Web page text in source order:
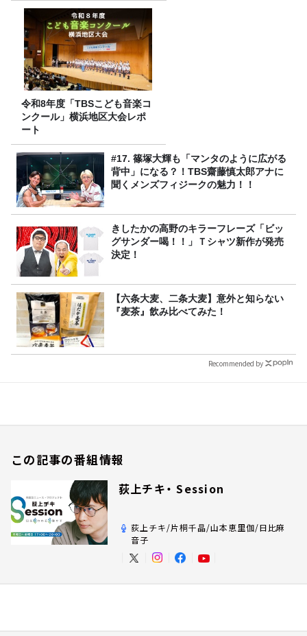
令和8年度「TBSこども音楽コ
ンクール」横浜地区大会レポ
ート
#17. 篠塚大輝も「マンタのように広がる
背中」になる？！TBS齋藤慎太郎アナに
聞くメンズフィジークの魅力！！
きしたかの高野のキラーフレーズ「ビッ
グサンダー喝！！」Ｔシャツ新作が発売
決定！
【六条大麦、二条大麦】意外と知らない
『麦茶』飲み比べてみた！
Recommended by
この記事の番組情報
荻上チキ・ Session
荻上チキ/片桐千晶/山本恵里伽/日比麻
音子